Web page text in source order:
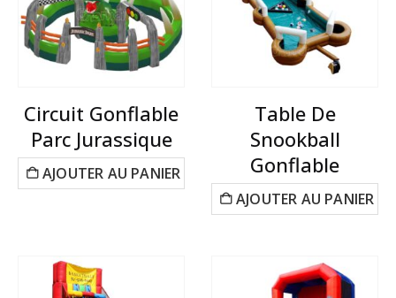
Circuit Gonflable
Parc Jurassique
AJOUTER AU PANIER
Table De
Snookball
Gonflable
AJOUTER AU PANIER